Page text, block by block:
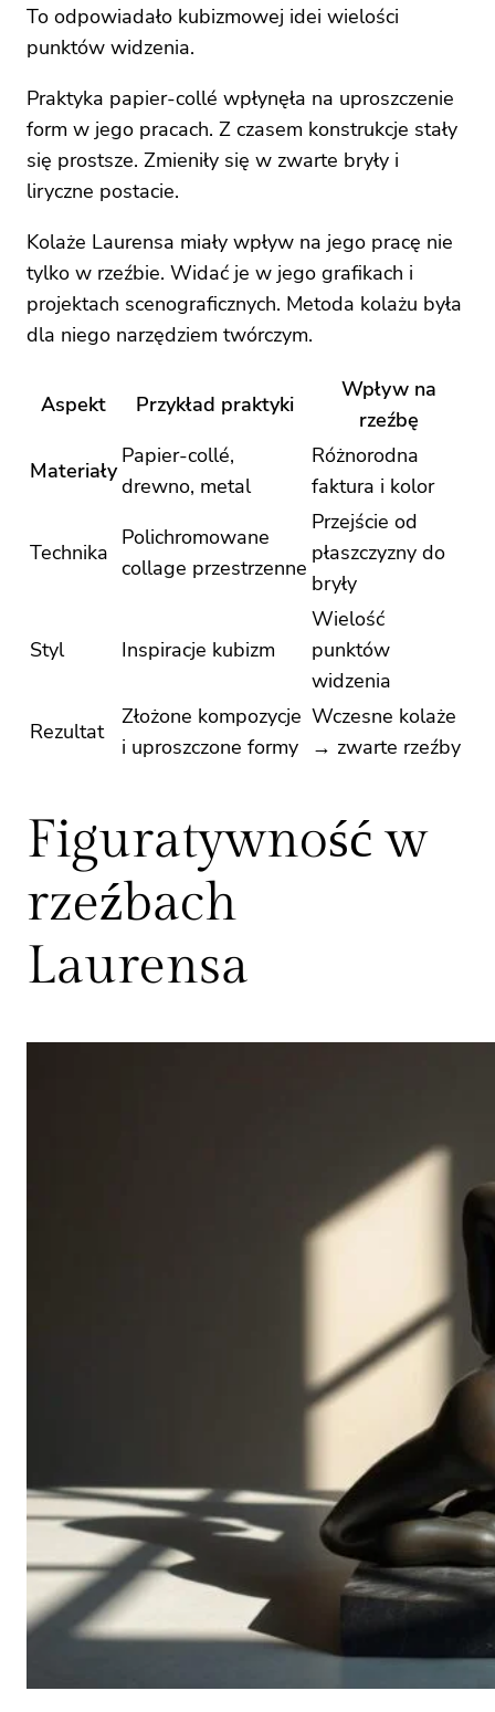
To odpowiadało kubizmowej idei wielości
punktów widzenia.
Praktyka papier-collé wpłynęła na uproszczenie
form w jego pracach. Z czasem konstrukcje stały
się prostsze. Zmieniły się w zwarte bryły i
liryczne postacie.
Kolaże Laurensa miały wpływ na jego pracę nie
tylko w rzeźbie. Widać je w jego grafikach i
projektach scenograficznych. Metoda kolażu była
dla niego narzędziem twórczym.
Aspekt Przykład praktyki
Wpływ na
rzeźbę
Materiały
Papier-collé,
drewno, metal
Różnorodna
faktura i kolor
Technika
Polichromowane
collage przestrzenne
Przejście od
płaszczyzny do
bryły
Styl Inspiracje kubizm
Wielość
punktów
widzenia
Rezultat
Złożone kompozycje
i uproszczone formy
Wczesne kolaże
→ zwarte rzeźby
Figuratywność w
rzeźbach
Laurensa